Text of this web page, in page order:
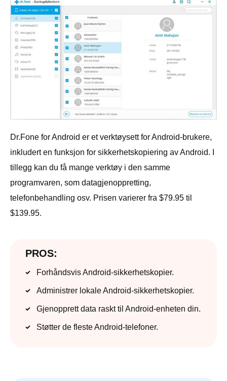
Dr.Fone for Android er et verktøysett for Android-brukere,
inkludert en funksjon for sikkerhetskopiering av Android. I
tillegg kan du få mange verktøy i den samme
programvaren, som datagjenoppretting,
telefonbehandling osv. Prisen varierer fra $79.95 til
$139.95.
PROS:
Forhåndsvis Android-sikkerhetskopier.
Administrer lokale Android-sikkerhetskopier.
Gjenopprett data raskt til Android-enheten din.
Støtter de fleste Android-telefoner.